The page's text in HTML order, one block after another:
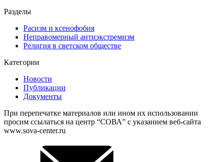
Разделы
Расизм и ксенофобия
Неправомерный антиэкстремизм
Религия в светском обществе
Категории
Новости
Публикации
Документы
При перепечатке материалов или ином их использовании
просим ссылаться на центр “СОВА” с указанием веб-сайта
www.sova-center.ru